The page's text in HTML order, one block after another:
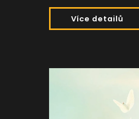
Více detailů